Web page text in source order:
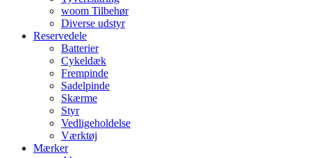
woom Tilbehør
Diverse udstyr
Reservedele
Batterier
Cykeldæk
Frempinde
Sadelpinde
Skærme
Styr
Vedligeholdelse
Værktøj
Mærker